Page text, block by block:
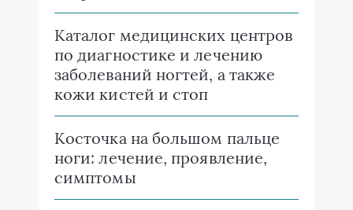
Каталог медицинских центров
по диагностике и лечению
заболеваний ногтей, а также
кожи кистей и стоп
Косточка на большом пальце
ноги: лечение, проявление,
симптомы